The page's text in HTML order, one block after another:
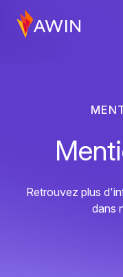
Retrouvez plus
dans